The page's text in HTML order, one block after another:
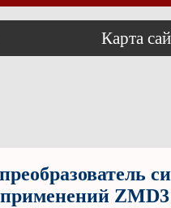
Карта
применений